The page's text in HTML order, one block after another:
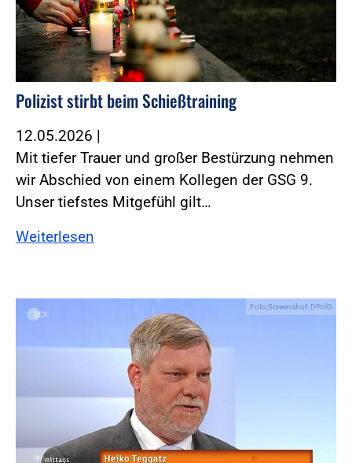
Polizist stirbt beim Schießtraining
12.05.2026 |
Mit tiefer Trauer und großer Bestürzung nehmen
wir Abschied von einem Kollegen der GSG 9.
Unser tiefstes Mitgefühl gilt…
Weiterlesen
Foto:Screenshot: DPolG